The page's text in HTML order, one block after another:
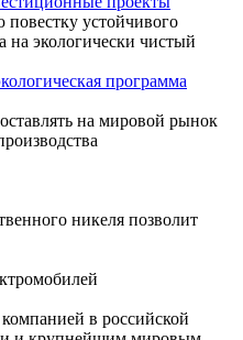
устойчивого
на экологически чистый
программа
на мировой рынок
никеля позволит
в российской